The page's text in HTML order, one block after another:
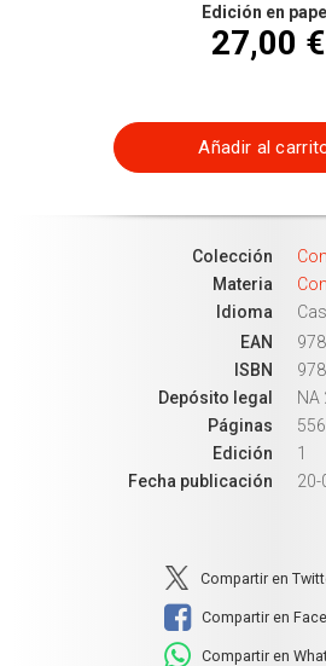
Edición en papel
27,00 €
Añadir al
Colección
Materia
Idioma
EAN
ISBN
Depósito legal
NA
Páginas
556
Edición
1
Fecha publicación
20-
Compartir en
Compartir en
Compartir en